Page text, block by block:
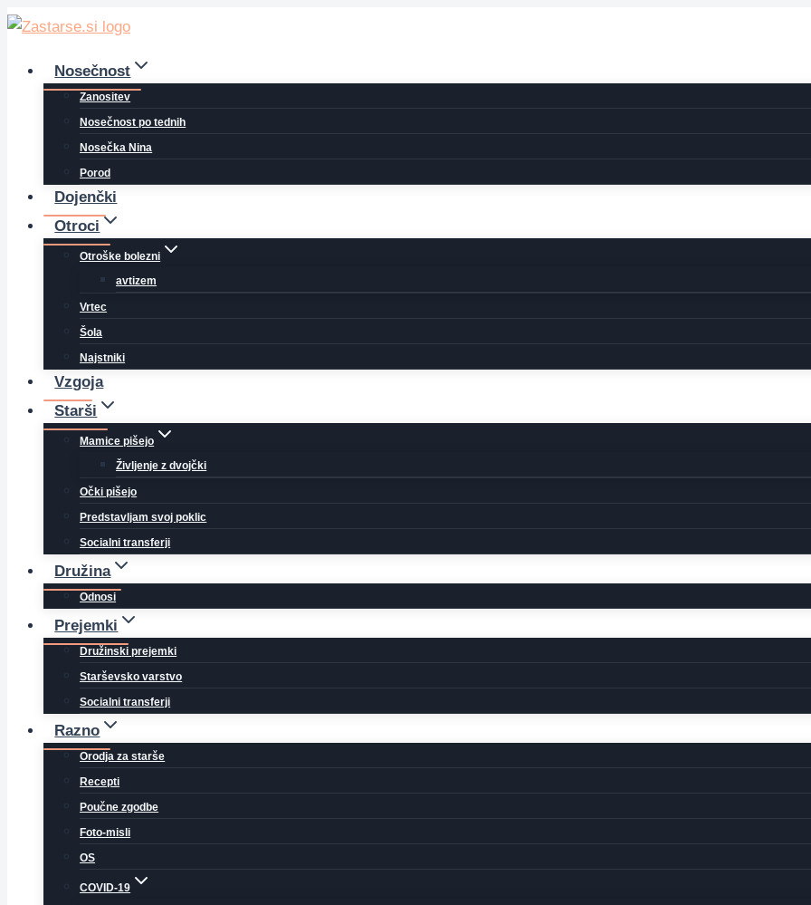
Skip
contentNosečnost
Zanositev
Nosečnost po tednih
Nosečka Nina
Porod
Dojenčki
Otroci
Otroške bolezni
avtizem
Vrtec
Šola
Najstniki
Vzgoja
Starši
Mamice pišejo
Življenje z dvojčki
Očki pišejo
Predstavljam svoj poklic
Socialni transferji
Družina
Odnosi
Prejemki
Družinski prejemki
Starševsko varstvo
Socialni transferji
Razno
Orodja za starše
Recepti
Poučne zgodbe
Foto-misli
OS
COVID-19